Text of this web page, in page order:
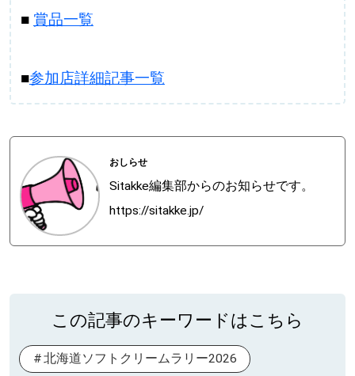
■ 賞品一覧
■参加店詳細記事一覧
おしらせ
Sitakke編集部からのお知らせです。
https://sitakke.jp/
この記事のキーワードはこちら
北海道ソフトクリームラリー2026